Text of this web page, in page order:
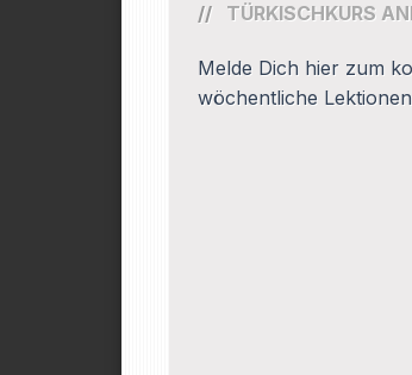
TÜRKISCHKURS
Melde Dich hier zum
wöchentliche